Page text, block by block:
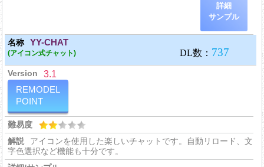
詳細
サンプル
YY-CHAT
(アイコン式チャット)
3.1
REMODEL
POINT
アイコンを使用した楽しいチャットです。自動リロード、文
字色選択など機能も十分です。